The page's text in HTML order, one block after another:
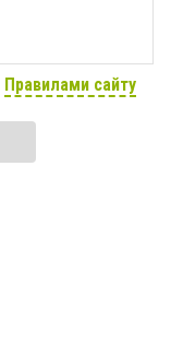
Правилами сайту